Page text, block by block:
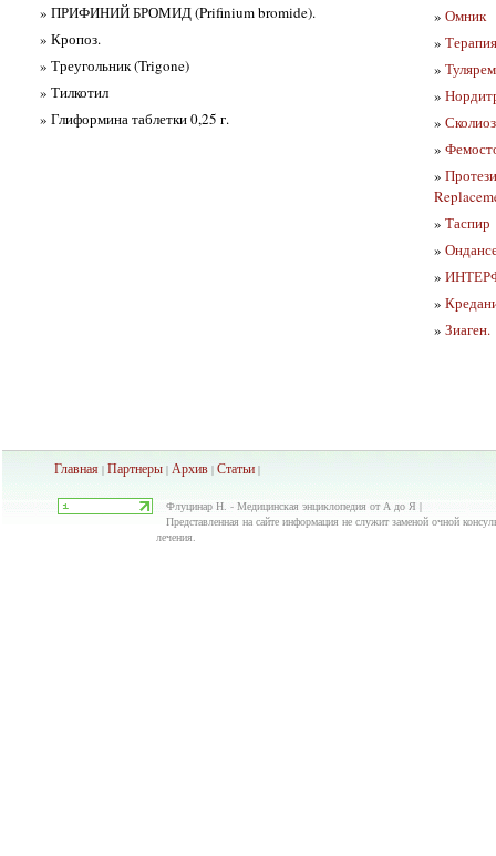
» ПРИФИНИЙ БРОМИД (Prifinium bromide).
» Кропоз.
» Треугольник (Trigone)
» Тилкотил
» Глиформина таблетки 0,25 г.
» Омник
»
»
»
»
»
»
» Таспир
»
»
»
» Зиаген.
Главная | Партнеры | Архив | Статьи |
Флуцинар Н. - Медицинская энциклопедия от А до Я |
Представленная на сайте информация не служит заменой очной
лечения.